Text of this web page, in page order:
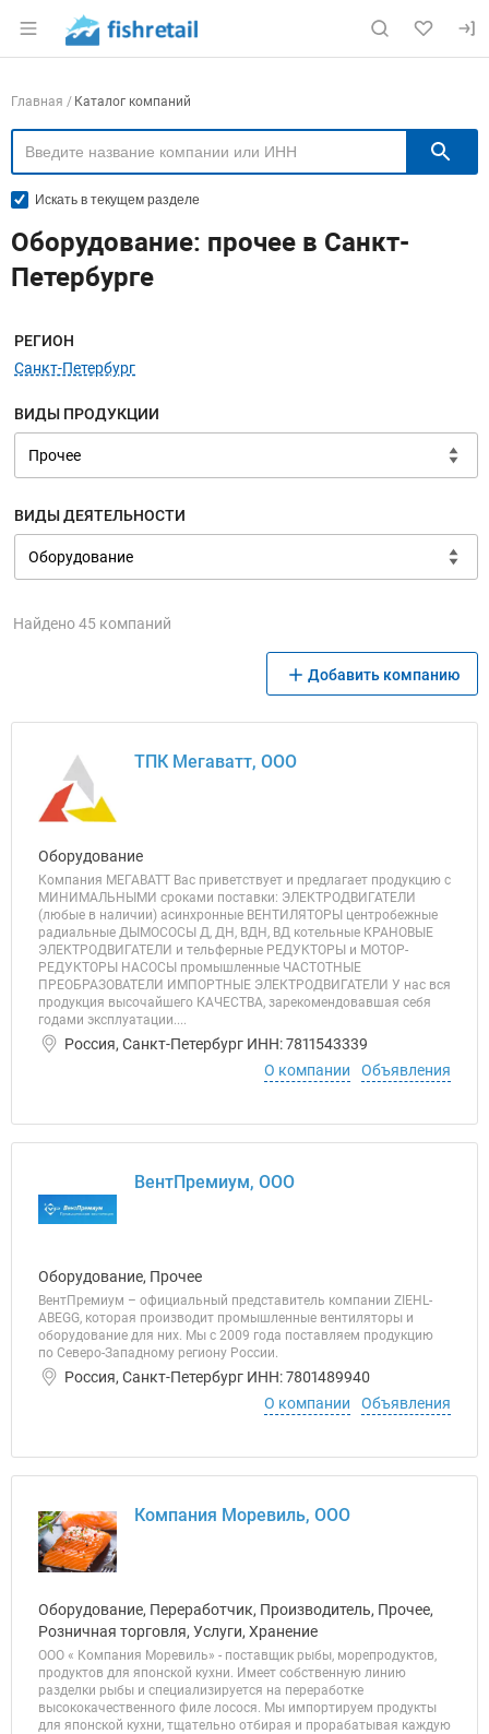
Раздел навигации по сайту fishretail.ru
Навигация по компаниям
Главная Каталог компаний
Искать в текущем разделе
Оборудование: прочее в Санкт-
Петербурге
Меню навигации
РЕГИОН
Санкт-Петербург
ВИДЫ ПРОДУКЦИИ
ВИДЫ ДЕЯТЕЛЬНОСТИ
Найдено 45 компаний
Добавить компанию
ТПК Мегаватт, ООО
Оборудование
Компания МЕГАВАТТ Вас приветствует и предлагает продукцию с
МИНИМАЛЬНЫМИ сроками поставки: ЭЛЕКТРОДВИГАТЕЛИ
(любые в наличии) асинхронные ВЕНТИЛЯТОРЫ центробежные
радиальные ДЫМОСОСЫ Д, ДН, ВДН, ВД котельные КРАНОВЫЕ
ЭЛЕКТРОДВИГАТЕЛИ и тельферные РЕДУКТОРЫ и МОТОР-
РЕДУКТОРЫ НАСОСЫ промышленные ЧАСТОТНЫЕ
ПРЕОБРАЗОВАТЕЛИ ИМПОРТНЫЕ ЭЛЕКТРОДВИГАТЕЛИ У нас вся
продукция высочайшего КАЧЕСТВА, зарекомендовавшая себя
годами эксплуатации....
Россия, Санкт-Петербург ИНН: 7811543339
О компании
Объявления
ВентПремиум, ООО
Оборудование, Прочее
ВентПремиум – официальный представитель компании ZIEHL-
ABEGG, которая производит промышленные вентиляторы и
оборудование для них. Мы с 2009 года поставляем продукцию
по Северо-Западному региону России.
Россия, Санкт-Петербург ИНН: 7801489940
О компании
Объявления
Компания Моревиль, ООО
Оборудование, Переработчик, Производитель, Прочее,
Розничная торговля, Услуги, Хранение
ООО « Компания Моревиль» - поставщик рыбы, морепродуктов,
продуктов для японской кухни. Имеет собственную линию
разделки рыбы и специализируется на переработке
высококачественного филе лосося. Мы импортируем продукты
для японской кухни, тщательно отбирая и прорабатывая каждую